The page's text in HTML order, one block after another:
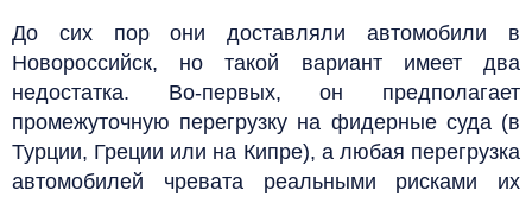
До сих пор они доставляли автомобили в
Новороссийск, но такой вариант имеет два
недостатка. Во-первых, он предполагает
промежуточную перегрузку на фидерные суда (в
Турции, Греции или на Кипре), а любая перегрузка
автомобилей чревата реальными рисками их